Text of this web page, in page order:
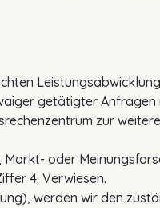
getätigter Anfragen
zur
Markt- oder
4. Verwiesen.
werden wir den